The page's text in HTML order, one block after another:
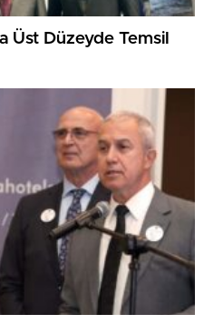
Üst Düzeyde Temsil